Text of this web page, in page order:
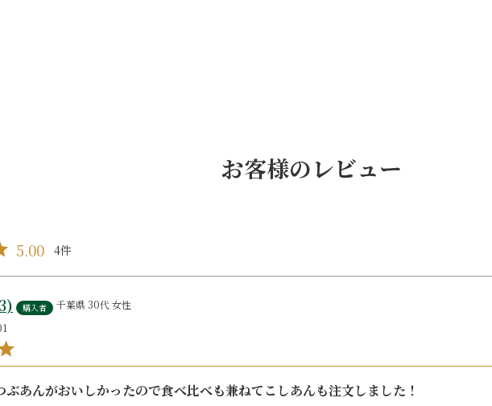
お客様のレビュー
5.00 4
3 購入者 千葉県 30代女性
ぶあんがおいしかったので食べ比べも兼ねてこしあんも注文しました！